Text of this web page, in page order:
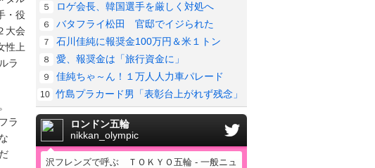
・役
大会
性上
ラ
ラ
５ ロゲ会長、韓国選手を厳しく対処へ
６ バタフライ松田 官邸でイジられた
７ 石川佳純に報奨金100万円＆米１トン
８ 愛、報奨金は「旅行資金に」
９ 佳純ちゃ～ん！１万人人力車パレード
10 竹島プラカード男「表彰台上がれず残念」
ロンドン五輪
nikkan_olympic
沢フレンズで呼ぶ ＴＯＫＹＯ五輪 - 一般ニュ